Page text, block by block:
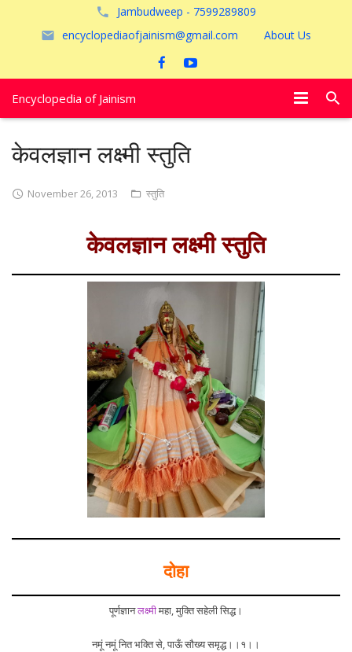
Jambudweep - 7599289809
encyclopediaofjainism@gmail.com
About Us
Encyclopedia of Jainism
केवलज्ञान लक्ष्मी स्तुति
November 26, 2013 स्तुति
केवलज्ञान लक्ष्मी स्तुति
दोहा
पूर्णज्ञानलक्ष्मीमहा, मुक्ति सहेली सिद्ध।
नमूं नमूं नित भक्ति से, पाऊँ सौख्य समृद्ध।।१।।